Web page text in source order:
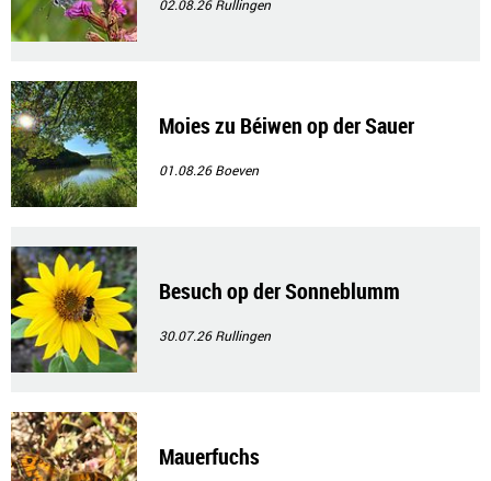
02.08.26Rullingen
Moies zu Béiwen op der Sauer
01.08.26Boeven
Besuch op der Sonneblumm
30.07.26Rullingen
Mauerfuchs